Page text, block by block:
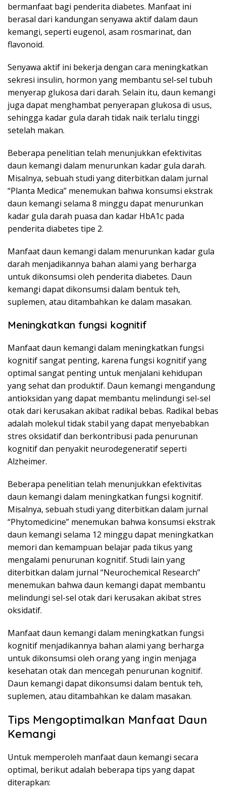
bermanfaat bagi penderita diabetes. Manfaat ini
berasal dari kandungan senyawa aktif dalam daun
kemangi, seperti eugenol, asam rosmarinat, dan
flavonoid.
Senyawa aktif ini bekerja dengan cara meningkatkan
sekresi insulin, hormon yang membantu sel-sel tubuh
menyerap glukosa dari darah. Selain itu, daun kemangi
juga dapat menghambat penyerapan glukosa di usus,
sehingga kadar gula darah tidak naik terlalu tinggi
setelah makan.
Beberapa penelitian telah menunjukkan efektivitas
daun kemangi dalam menurunkan kadar gula darah.
Misalnya, sebuah studi yang diterbitkan dalam jurnal
“Planta Medica” menemukan bahwa konsumsi ekstrak
daun kemangi selama 8 minggu dapat menurunkan
kadar gula darah puasa dan kadar HbA1c pada
penderita diabetes tipe 2.
Manfaat daun kemangi dalam menurunkan kadar gula
darah menjadikannya bahan alami yang berharga
untuk dikonsumsi oleh penderita diabetes. Daun
kemangi dapat dikonsumsi dalam bentuk teh,
suplemen, atau ditambahkan ke dalam masakan.
Meningkatkan fungsi kognitif
Manfaat daun kemangi dalam meningkatkan fungsi
kognitif sangat penting, karena fungsi kognitif yang
optimal sangat penting untuk menjalani kehidupan
yang sehat dan produktif. Daun kemangi mengandung
antioksidan yang dapat membantu melindungi sel-sel
otak dari kerusakan akibat radikal bebas. Radikal bebas
adalah molekul tidak stabil yang dapat menyebabkan
stres oksidatif dan berkontribusi pada penurunan
kognitif dan penyakit neurodegeneratif seperti
Alzheimer.
Beberapa penelitian telah menunjukkan efektivitas
daun kemangi dalam meningkatkan fungsi kognitif.
Misalnya, sebuah studi yang diterbitkan dalam jurnal
“Phytomedicine” menemukan bahwa konsumsi ekstrak
daun kemangi selama 12 minggu dapat meningkatkan
memori dan kemampuan belajar pada tikus yang
mengalami penurunan kognitif. Studi lain yang
diterbitkan dalam jurnal “Neurochemical Research”
menemukan bahwa daun kemangi dapat membantu
melindungi sel-sel otak dari kerusakan akibat stres
oksidatif.
Manfaat daun kemangi dalam meningkatkan fungsi
kognitif menjadikannya bahan alami yang berharga
untuk dikonsumsi oleh orang yang ingin menjaga
kesehatan otak dan mencegah penurunan kognitif.
Daun kemangi dapat dikonsumsi dalam bentuk teh,
suplemen, atau ditambahkan ke dalam masakan.
Tips Mengoptimalkan Manfaat Daun
Kemangi
Untuk memperoleh manfaat daun kemangi secara
optimal, berikut adalah beberapa tips yang dapat
diterapkan: